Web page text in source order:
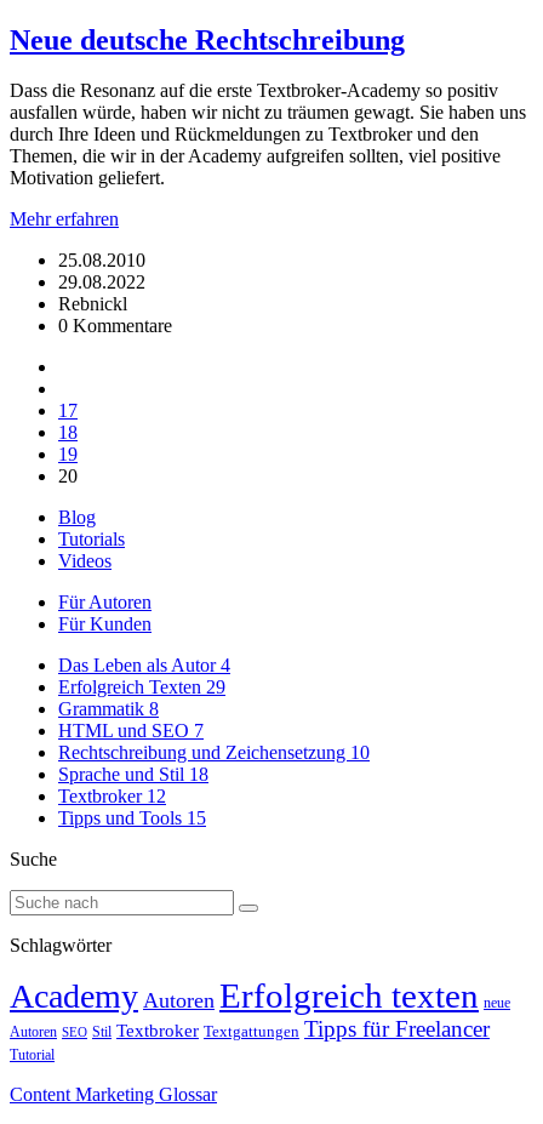
Neue deutsche Rechtschreibung
Dass die Resonanz auf die erste Textbroker-Academy so positiv
ausfallen würde, haben wir nicht zu träumen gewagt. Sie haben uns
durch Ihre Ideen und Rückmeldungen zu Textbroker und den
Themen, die wir in der Academy aufgreifen sollten, viel positive
Motivation geliefert.
Mehr erfahren
25.08.2010
29.08.2022
Rebnickl
0 Kommentare
17
18
19
20
Blog
Tutorials
Videos
Für Autoren
Für Kunden
Das Leben als Autor4
Erfolgreich Texten 29
Grammatik 8
HTML und SEO 7
Rechtschreibung und Zeichensetzung 10
Sprache und Stil 18
Textbroker 12
Tipps und Tools 15
Suche
Schlagwörter
Academy Autoren Erfolgreich texten neue
Autoren SEO Stil Textbroker Textgattungen Tipps für Freelancer
Tutorial
Content Marketing Glossar